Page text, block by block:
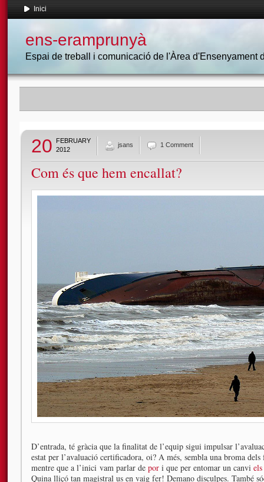
Inici
ens-eramprunyà
Espai de treball i comunicació de l'Àrea d'Ensenyament
20
FEBRUARY
2012
jsans 1 Comment
Com és que hem encallat?
D’entrada, té gràcia que la finalitat de l’equip sigui impulsar
estat per l’avaluació certificadora, oi? A més, sembla una broma dels
mentre que a l’inici vam parlar de por i que per entomar un canvi
Quina lliçó tan magistral us en vaig fer! Demano disculpes. També